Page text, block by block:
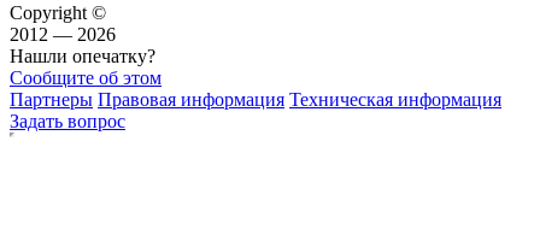
Copyright ©
2012 — 2026
Нашли опечатку?
Сообщите об этом
Партнеры Правовая информация Техническая информация
Задать вопрос